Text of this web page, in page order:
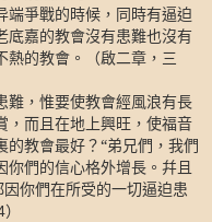
端爭戰的時候，同時有逼迫
底嘉的教會沒有患難也沒有
熱的教會。（啟二章，三
難，惟要使教會經風浪有長
，而且在地上興旺，使福音
教會最好？“弟兄們，我們
們的信心格外增長。幷且
你們在所受的一切逼迫患
）